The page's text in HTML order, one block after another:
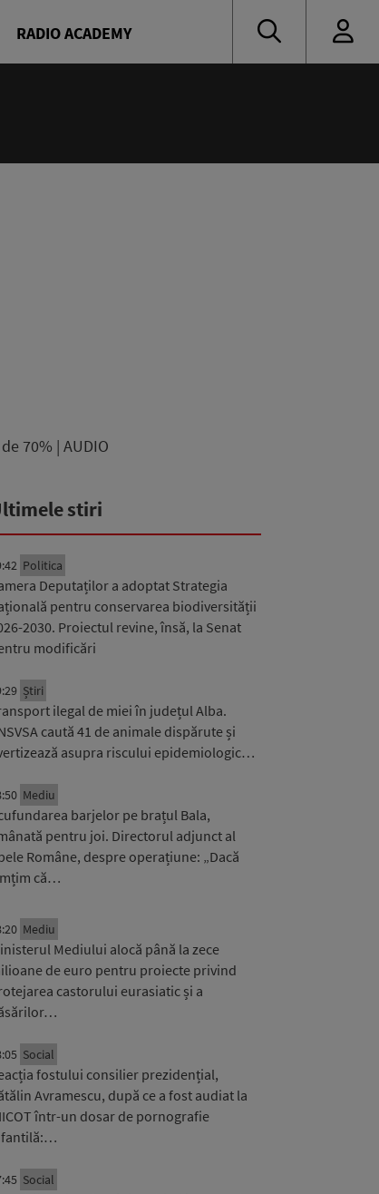
RADIO ACADEMY
70% | AUDIO
stiri
Politica
Deputaților a adoptat Strategia
pentru conservarea biodiversității
2030. Proiectul revine, însă, la Senat
modificări
Știri
ilegal de miei în județul Alba.
caută 41 de animale dispărute și
asupra riscului epidemiologic…
Mediu
barjelor pe brațul Bala,
pentru joi. Directorul adjunct al
Române, despre operațiune: „Dacă
că…
Mediu
Mediului alocă până la zece
de euro pentru proiecte privind
castorului eurasiatic și a
Social
fostului consilier prezidențial,
Avramescu, după ce a fost audiat la
într-un dosar de pornografie
Social